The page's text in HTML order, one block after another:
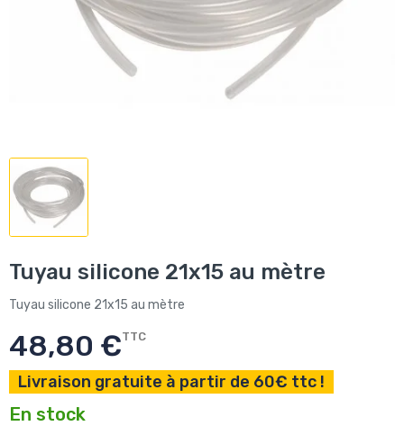
Tuyau silicone 21x15 au mètre
Tuyau silicone 21x15 au mètre
48,80 €TTC
Livraison gratuite à partir de 60€ ttc !
En stock